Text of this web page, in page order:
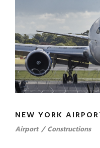
NEW YORK
Airport / Constructions